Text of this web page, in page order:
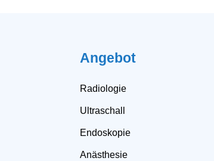
Angebot
Radiologie
Ultraschall
Endoskopie
Anästhesie